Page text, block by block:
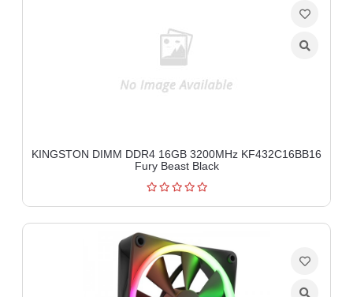
KINGSTON DIMM DDR4 16GB 3200MHz KF432C16BB16
Fury Beast Black